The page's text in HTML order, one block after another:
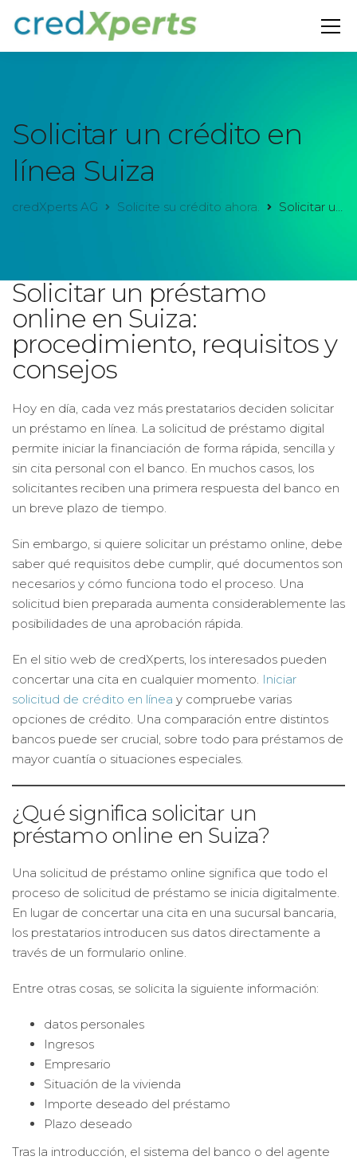
Solicitar un crédito en
línea Suiza
credXperts AG Solicite su crédito ahora. Solicitar un crédito en línea Suiza
Solicitar un préstamo
online en Suiza:
procedimiento, requisitos y
consejos
Hoy en día, cada vez más prestatarios deciden solicitar
un préstamo en línea. La solicitud de préstamo digital
permite iniciar la financiación de forma rápida, sencilla y
sin cita personal con el banco. En muchos casos, los
solicitantes reciben una primera respuesta del banco en
un breve plazo de tiempo.
Sin embargo, si quiere solicitar un préstamo online, debe
saber qué requisitos debe cumplir, qué documentos son
necesarios y cómo funciona todo el proceso. Una
solicitud bien preparada aumenta considerablemente las
posibilidades de una aprobación rápida.
En el sitio web de credXperts, los interesados pueden
concertar una cita en cualquier momento. Iniciar
solicitud de crédito en línea y compruebe varias
opciones de crédito. Una comparación entre distintos
bancos puede ser crucial, sobre todo para préstamos de
mayor cuantía o situaciones especiales.
¿Qué significa solicitar un
préstamo online en Suiza?
Una solicitud de préstamo online significa que todo el
proceso de solicitud de préstamo se inicia digitalmente.
En lugar de concertar una cita en una sucursal bancaria,
los prestatarios introducen sus datos directamente a
través de un formulario online.
Entre otras cosas, se solicita la siguiente información:
datos personales
Ingresos
Empresario
Situación de la vivienda
Importe deseado del préstamo
Plazo deseado
Tras la introducción, el sistema del banco o del agente